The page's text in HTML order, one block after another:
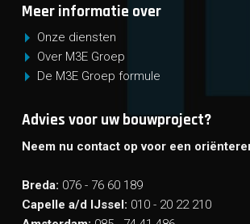
Meer informatie over
Onze diensten
Over M3E Groep
De M3E Groep formule
Advies voor uw bouwproject?
Neem nu contact op voor een
Breda: 076 - 76 60 189
Capelle a/d IJssel: 010 - 20 22 210